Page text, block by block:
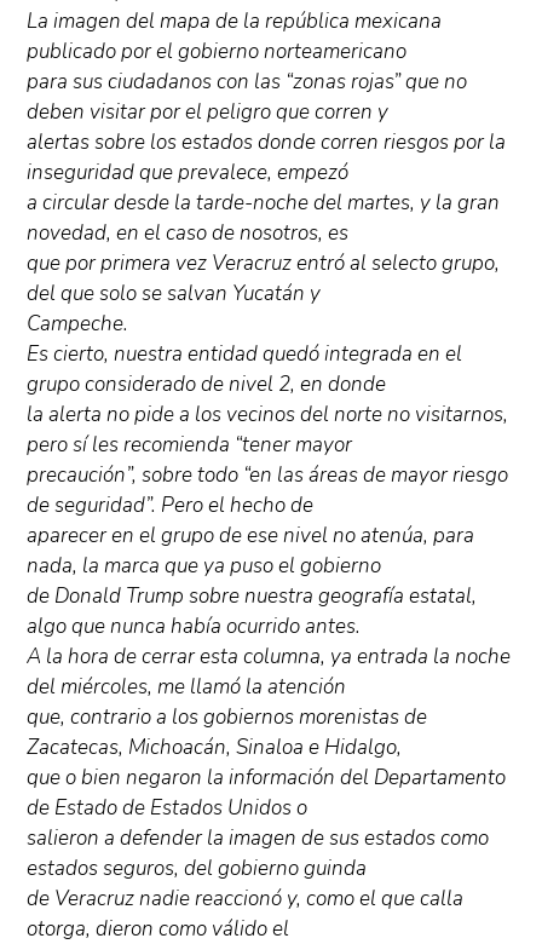
La imagen del mapa de la república mexicana
publicado por el gobierno norteamericano
para sus ciudadanos con las “zonas rojas” que no
deben visitar por el peligro que corren y
alertas sobre los estados donde corren riesgos por la
inseguridad que prevalece, empezó
a circular desde la tarde-noche del martes, y la gran
novedad, en el caso de nosotros, es
que por primera vez Veracruz entró al selecto grupo,
del que solo se salvan Yucatán y
Campeche.
Es cierto, nuestra entidad quedó integrada en el
grupo considerado de nivel 2, en donde
la alerta no pide a los vecinos del norte no visitarnos,
pero sí les recomienda “tener mayor
precaución”, sobre todo “en las áreas de mayor riesgo
de seguridad”. Pero el hecho de
aparecer en el grupo de ese nivel no atenúa, para
nada, la marca que ya puso el gobierno
de Donald Trump sobre nuestra geografía estatal,
algo que nunca había ocurrido antes.
A la hora de cerrar esta columna, ya entrada la noche
del miércoles, me llamó la atención
que, contrario a los gobiernos morenistas de
Zacatecas, Michoacán, Sinaloa e Hidalgo,
que o bien negaron la información del Departamento
de Estado de Estados Unidos o
salieron a defender la imagen de sus estados como
estados seguros, del gobierno guinda
de Veracruz nadie reaccionó y, como el que calla
otorga, dieron como válido el